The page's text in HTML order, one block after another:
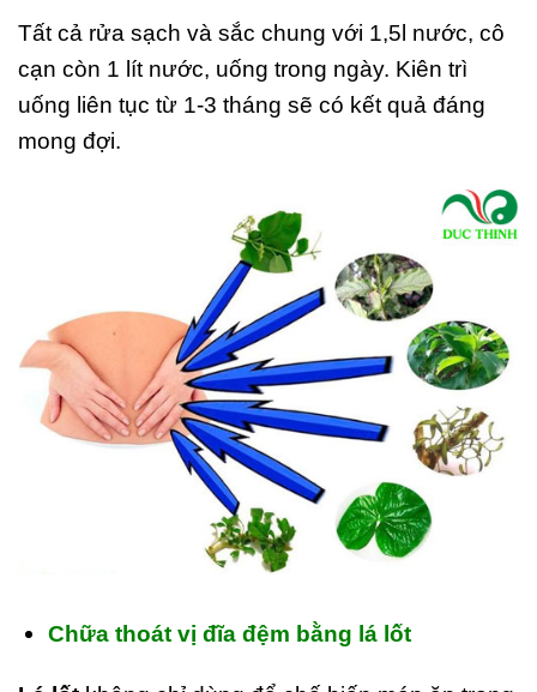
Tất cả rửa sạch và sắc chung với 1,5l nước, cô
cạn còn 1 lít nước, uống trong ngày. Kiên trì
uống liên tục từ 1-3 tháng sẽ có kết quả đáng
mong đợi.
Chữa thoát vị đĩa đệm bằng lá lốt